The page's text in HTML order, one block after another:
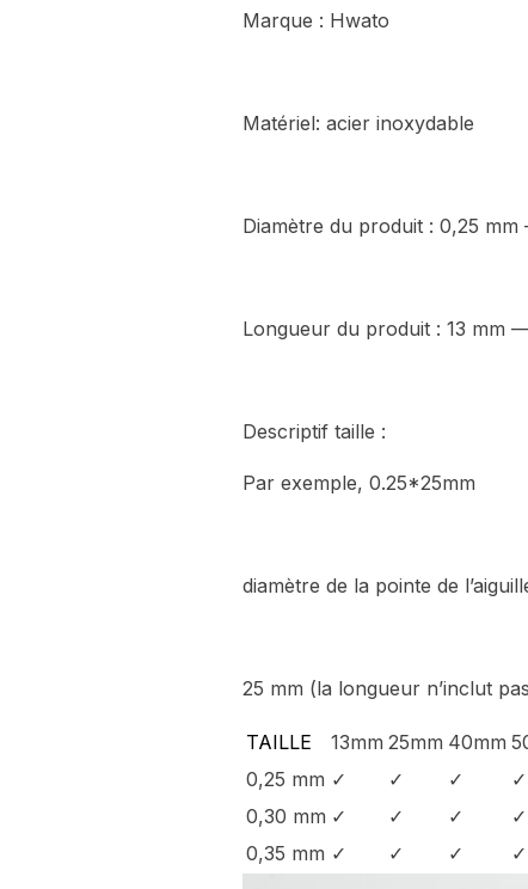
Marque : Hwato
Matériel: acier inoxydable
Diamètre du produit : 0,25
Longueur du produit : 13 mm
Descriptif taille :
Par exemple, 0.25*25mm
diamètre de la pointe de
25 mm (la longueur n’inclut
TAILLE 13mm 25mm 40mm
0,25 mm ✓ ✓ ✓ ✓
0,30 mm ✓ ✓ ✓ ✓
0,35 mm ✓ ✓ ✓ ✓